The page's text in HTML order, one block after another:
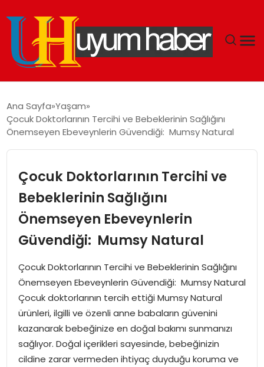
DÜNYA
SPOR
SAĞLIK
MAGAZIN
YAŞAM
Ana Sayfa Yaşam
Çocuk Doktorlarının Tercihi ve Bebeklerinin Sağlığını
Önemseyen Ebeveynlerin Güvendiği: Mumsy Natural
Çocuk Doktorlarının Tercihi ve
Bebeklerinin Sağlığını
Önemseyen Ebeveynlerin
Güvendiği: Mumsy Natural
Çocuk Doktorlarının Tercihi ve Bebeklerinin Sağlığını
Önemseyen Ebeveynlerin Güvendiği: Mumsy Natural
Çocuk doktorlarının tercih ettiği Mumsy Natural
ürünleri, ilgilli ve özenli anne babaların güvenini
kazanarak bebeğinize en doğal bakımı sunmanızı
sağlıyor. Doğal içerikleri sayesinde, bebeğinizin
cildine zarar vermeden ihtiyaç duyduğu koruma ve